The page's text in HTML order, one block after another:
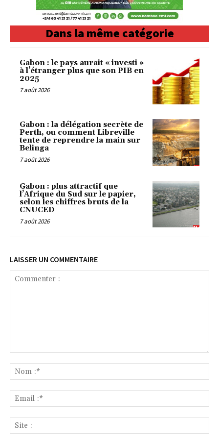
Dans la même catégorie
Gabon : le pays aurait « investi »
à l’étranger plus que son PIB en
2025
7 août 2026
Gabon : la délégation secrète de
Perth, ou comment Libreville
tente de reprendre la main sur
Belinga
7 août 2026
Gabon : plus attractif que
l’Afrique du Sud sur le papier,
selon les chiffres bruts de la
CNUCED
7 août 2026
LAISSER UN COMMENTAIRE
:*
:*
: